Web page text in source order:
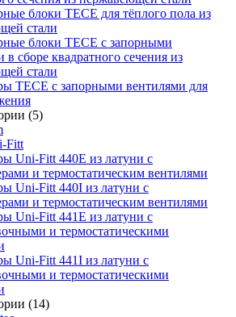
блоки TECE для тёплого пола из
стали
блоки TECE с запорными
в сборе квадратного сечения из
стали
TECE с запорными вентилями для
(5)
Fitt
Uni-Fitt 440E из латуни с
и термостатическим вентилями
Uni-Fitt 440I из латуни с
и термостатическим вентилями
Uni-Fitt 441E из латуни с
и термостатическими
Uni-Fitt 441I из латуни с
и термостатическими
(14)